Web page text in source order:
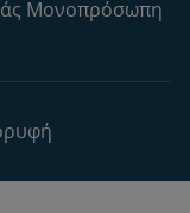
Μονοπρόσωπη